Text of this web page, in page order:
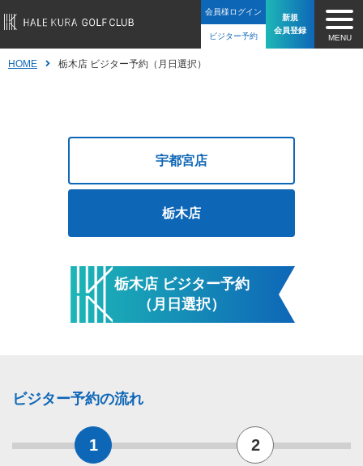
会員様ログイン
ビジター予約
新規
会員登録
MENU
HOME 栃木店 ビジター予約（月日選択）
宇都宮店
栃木店
栃木店 ビジター予約
（月日選択）
ビジター予約の流れ
1 2